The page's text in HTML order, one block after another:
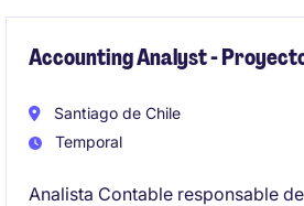
Accounting Analyst -
Santiago de Chile
Temporal
Analista Contable responsable